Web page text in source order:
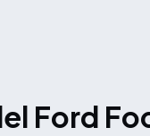
Ford